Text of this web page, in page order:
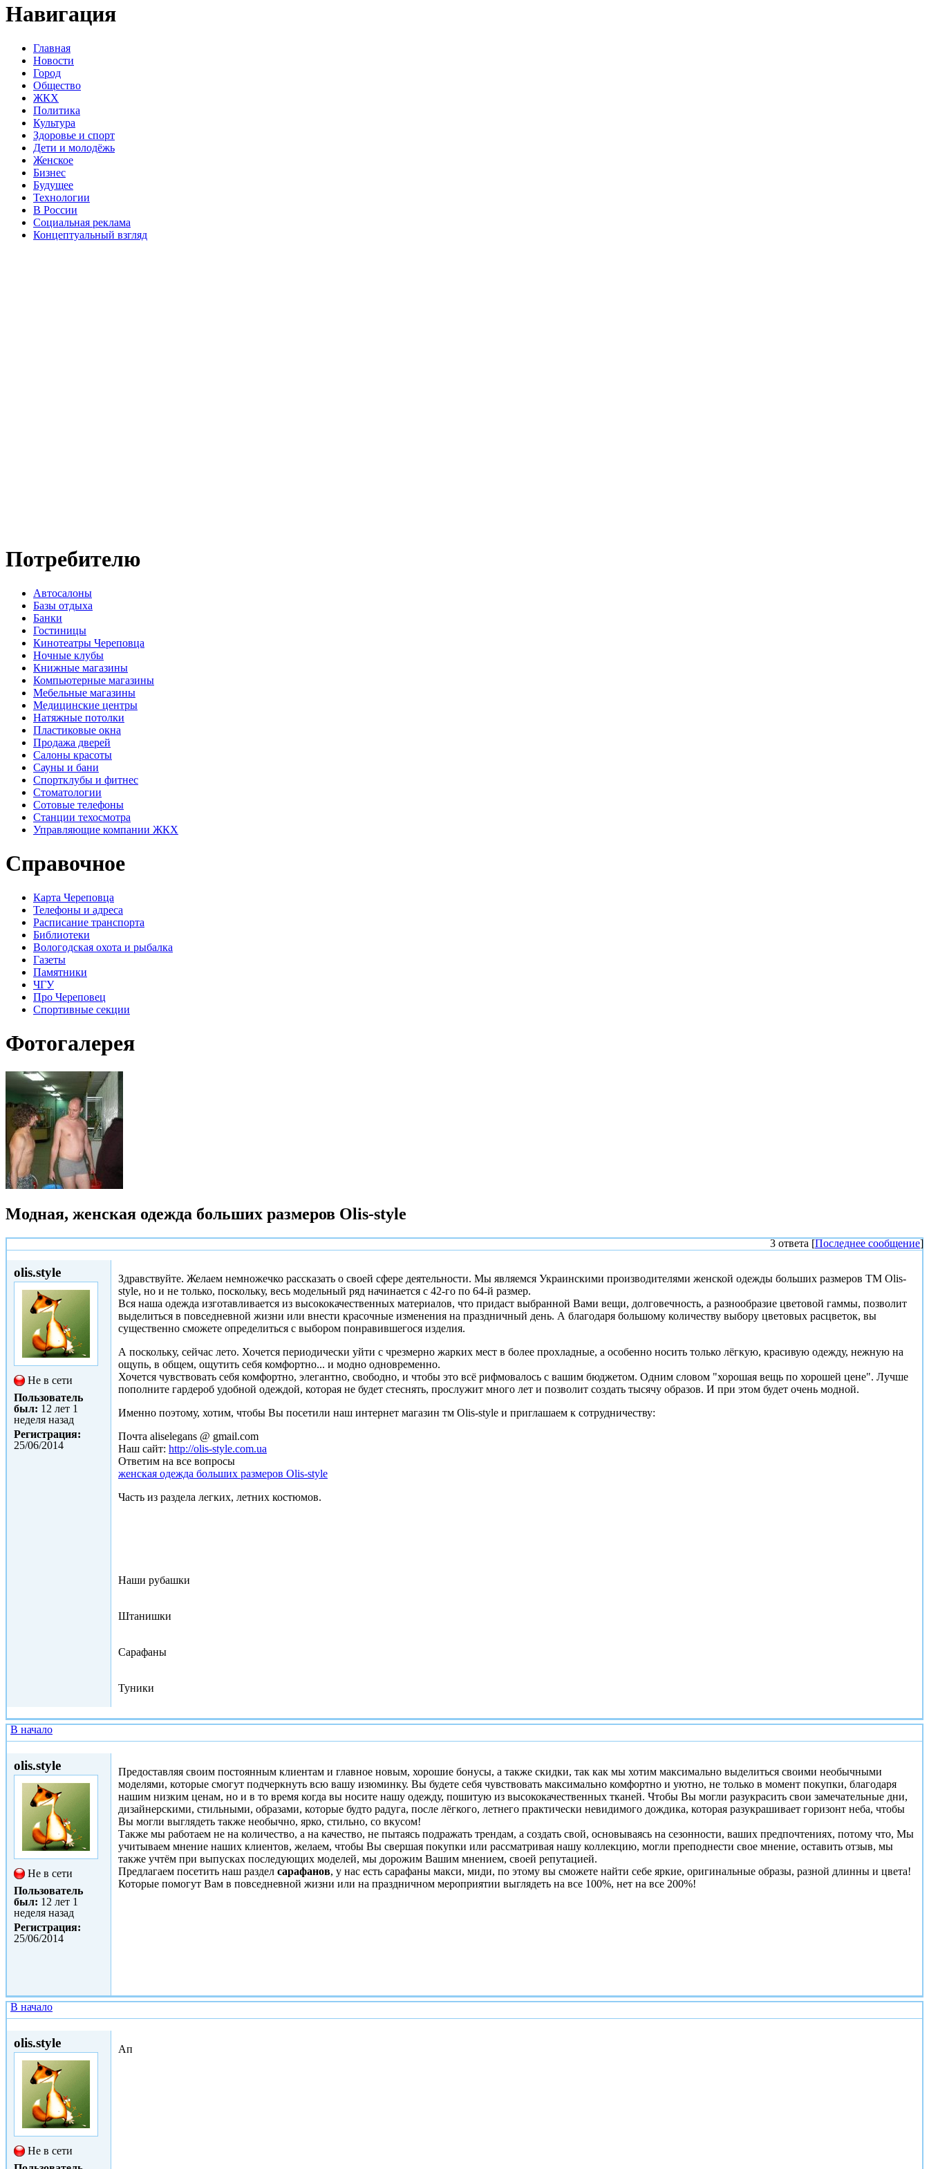
Навигация
Главная
Новости
Город
Общество
ЖКХ
Политика
Культура
Здоровье и спорт
Дети и молодёжь
Женское
Бизнес
Будущее
Технологии
В России
Социальная реклама
Концептуальный взгляд
Потребителю
Автосалоны
Базы отдыха
Банки
Гостиницы
Кинотеатры Череповца
Ночные клубы
Книжные магазины
Компьютерные магазины
Мебельные магазины
Медицинские центры
Натяжные потолки
Пластиковые окна
Продажа дверей
Салоны красоты
Сауны и бани
Спортклубы и фитнес
Стоматологии
Сотовые телефоны
Станции техосмотра
Управляющие компании ЖКХ
Справочное
Карта Череповца
Телефоны и адреса
Расписание транспорта
Библиотеки
Вологодская охота и рыбалка
Газеты
Памятники
ЧГУ
Про Череповец
Спортивные секции
Фотогалерея
Модная, женская одежда больших размеров Olis-style
3 ответа [Последнее сообщение]
olis.style
Не в сети
Пользователь
был: 12 лет 1
неделя назад
Регистрация:
25/06/2014
Здравствуйте. Желаем немножечко рассказать о своей сфере деятельности. Мы являемся Украинскими производителями женской одежды больших размеров TM Olis-
style, но и не только, поскольку, весь модельный ряд начинается с 42-го по 64-й размер.
Вся наша одежда изготавливается из высококачественных материалов, что придаст выбранной Вами вещи, долговечность, а разнообразие цветовой гаммы, позволит
выделиться в повседневной жизни или внести красочные изменения на праздничный день. А благодаря большому количеству выбору цветовых расцветок, вы
существенно сможете определиться с выбором понравившегося изделия.
А поскольку, сейчас лето. Хочется периодически уйти с чрезмерно жарких мест в более прохладные, а особенно носить только лёгкую, красивую одежду, нежную на
ощупь, в общем, ощутить себя комфортно... и модно одновременно.
Хочется чувствовать себя комфортно, элегантно, свободно, и чтобы это всё рифмовалось с вашим бюджетом. Одним словом "хорошая вещь по хорошей цене". Лучше
пополните гардероб удобной одеждой, которая не будет стеснять, прослужит много лет и позволит создать тысячу образов. И при этом будет очень модной.
Именно поэтому, хотим, чтобы Вы посетили наш интернет магазин тм Olis-style и приглашаем к сотрудничеству:
Почта aliselegans @ gmail.com
Наш сайт: http://olis-style.com.ua
Ответим на все вопросы
женская одежда больших размеров Olis-style
Часть из раздела легких, летних костюмов.
Наши рубашки
Штанишки
Сарафаны
Туники
В начало
olis.style
Не в сети
Пользователь
был: 12 лет 1
неделя назад
Регистрация:
25/06/2014
Предоставляя своим постоянным клиентам и главное новым, хорошие бонусы, а также скидки, так как мы хотим максимально выделиться своими необычными
моделями, которые смогут подчеркнуть всю вашу изюминку. Вы будете себя чувствовать максимально комфортно и уютно, не только в момент покупки, благодаря
нашим низким ценам, но и в то время когда вы носите нашу одежду, пошитую из высококачественных тканей. Чтобы Вы могли разукрасить свои замечательные дни,
дизайнерскими, стильными, образами, которые будто радуга, после лёгкого, летнего практически невидимого дождика, которая разукрашивает горизонт неба, чтобы
Вы могли выглядеть также необычно, ярко, стильно, со вкусом!
Также мы работаем не на количество, а на качество, не пытаясь подражать трендам, а создать свой, основываясь на сезонности, ваших предпочтениях, потому что, Мы
учитываем мнение наших клиентов, желаем, чтобы Вы свершая покупки или рассматривая нашу коллекцию, могли преподнести свое мнение, оставить отзыв, мы
также учтём при выпусках последующих моделей, мы дорожим Вашим мнением, своей репутацией.
Предлагаем посетить наш раздел сарафанов, у нас есть сарафаны макси, миди, по этому вы сможете найти себе яркие, оригинальные образы, разной длинны и цвета!
Которые помогут Вам в повседневной жизни или на праздничном мероприятии выглядеть на все 100%, нет на все 200%!
В начало
olis.style
Не в сети
Ап